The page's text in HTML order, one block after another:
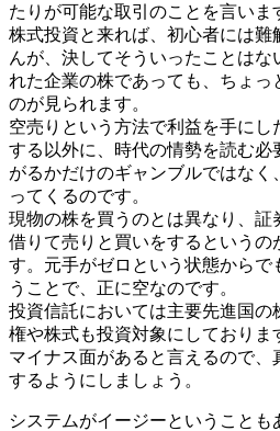
たりが可能な取引のことを言いま
株式投資と来れば、初心者には
んが、決してそういったことは
れた企業の株であっても、ちょっ
のが見られます。
空売りという方法で利益を手に
する以外に、時代の情勢を読む
がるかだけのギャンブルではな
ってくるのです。
現物の株を買うのとは異なり、証
借りて売りと買いをするという
す。元手がゼロという状態からで
うことで、正に空なのです。
投資信託においては主要先進国
権や株式も投資対象にしておりま
マイナス面があると言えるので
するようにしましょう。
システムがイージーということも